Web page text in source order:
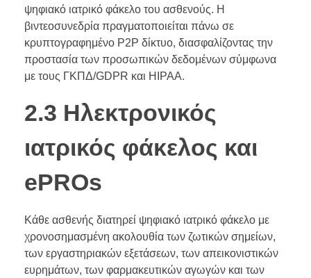
ψηφιακό ιατρικό φάκελο του ασθενούς. Η
βιντεοσυνεδρία πραγματοποιείται πάνω σε
κρυπτογραφημένο P2P δίκτυο, διασφαλίζοντας την
προστασία των προσωπικών δεδομένων σύμφωνα
με τους ΓΚΠΔ/GDPR και HIPAA.
2.3 Ηλεκτρονικός
ιατρικός φάκελος και
ePROs
Κάθε ασθενής διατηρεί ψηφιακό ιατρικό φάκελο με
χρονοσημασμένη ακολουθία των ζωτικών σημείων,
των εργαστηριακών εξετάσεων, των απεικονιστικών
ευρημάτων, των φαρμακευτικών αγωγών και των